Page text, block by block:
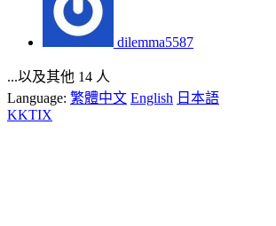
dilemma5587
...以及其他 14 人
Language: 繁體中文 English 日本語
KKTIX